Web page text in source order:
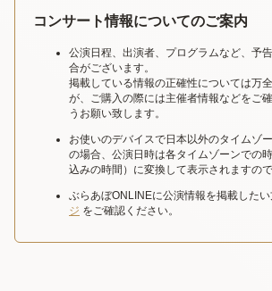
コンサート情報についてのご案内
公演日程、出演者、プログラムなど、予
合がございます。
掲載している情報の正確性については万
が、ご購入の際には主催者情報などをご
うお願い致します。
お使いのデバイスで日本以外のタイムゾ
の場合、公演日時は各タイムゾーンでの
込みの時間）に変換して表示されますの
ぶらあぼONLINEに公演情報を掲載したい
ジ をご確認ください。